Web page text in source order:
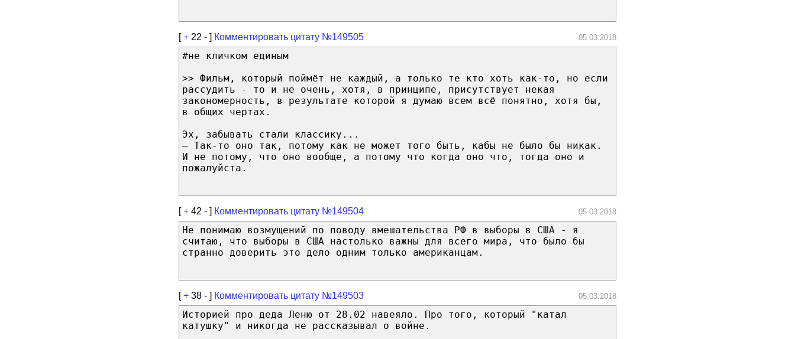
[+ 22 - ] Комментировать цитату №149505 05.03.2018
#не кличком единым
>> Фильм, который поймёт не каждый, а только те кто хоть как-то, но если
рассудить - то и не очень, хотя, в принципе, присутствует некая
закономерность, в результате которой я думаю всем всё понятно, хотя бы,
в общих чертах.
Эх, забывать стали классику...
— Так-то оно так, потому как не может того быть, кабы не было бы никак.
И не потому, что оно вообще, а потому что когда оно что, тогда оно и
пожалуйста.
[+ 42 - ] Комментировать цитату №149504 05.03.2018
Не понимаю возмущений по поводу вмешательства РФ в выборы в США - я
считаю, что выборы в США настолько важны для всего мира, что было бы
странно доверить это дело одним только американцам.
[+ 38 - ] Комментировать цитату №149503 05.03.2018
Историей про деда Леню от 28.02 навеяло. Про того, который "катал
катушку" и никогда не рассказывал о войне.